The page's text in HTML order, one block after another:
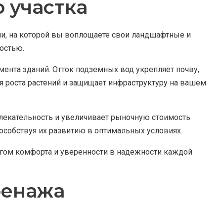
на которой вы воплощаете свои ландшафтные и
зданий. Отток подземных вод укрепляет почву,
растений и защищает инфраструктуру на вашем
и увеличивает рыночную стоимость
их развитию в оптимальных условиях.
комфорта и уверенности в надежности каждой